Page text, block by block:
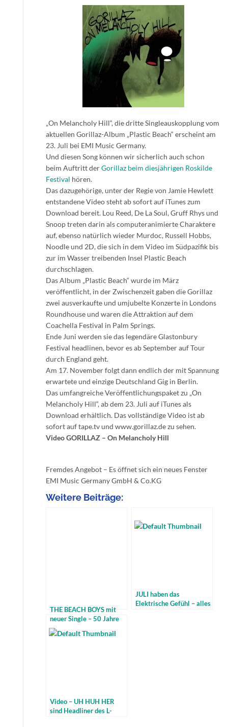
„On Melancholy Hill“, die dritte Singleauskopplung vom
aktuellen Gorillaz-Album „Plastic Beach“ erscheint am
23. Juli bei EMI Music Germany.
Und diesen Song können wir sicherlich auch schon
beim Auftritt derGorillaz beim diesjährigen Roskilde
Festival hören.
Das dazugehörige, unter der Regie von Jamie Hewlett
entstandene Video steht ab sofort auf iTunes zum
Download bereit. Lou Reed, De La Soul, Gruff Rhys und
Snoop treten darin als computeranimierte Charaktere
auf, ebenso natürlich wieder Murdoc, Russell Hobbs,
Noodle und 2D, die sich in dem Video im Südpazifik bis
zur im Wasser treibenden Insel Plastic Beach
durchschlagen.
Das Album „Plastic Beach“ wurde im März
veröffentlicht, in der Zwischenzeit gaben die Gorillaz
zwei ausverkaufte und umjubelte Konzerte in Londons
Roundhouse und waren die Attraktion auf dem
Coachella Festival in Palm Springs.
Ende Juni werden sie das legendäre Glastonbury
Festival headlinen, bevor es ab September auf Tour
durch England geht.
Am 17. November folgt dann endlich der mit Spannung
erwartete und einzige Deutschland Gig in Berlin.
Das umfangreiche Veröffentlichungspaket zu „On
Melancholy Hill“, ab dem 23. Juli auf iTunes als
Download erhältlich. Das vollständige Video ist ab
sofort auf tape.tv und www.gorillaz.de zu sehen.
Video GORILLAZ – On Melancholy Hill
Fremdes Angebot – Es öffnet sich ein neues Fenster
EMI Music Germany GmbH & Co.KG
Weitere Beiträge:
THE BEACH BOYS mit
neuer Single – 50 Jahre
gibt es sie schon
JULI haben das
Elektrische Gefühl – alles
Video – UH HUH HER
sind Headliner des L-